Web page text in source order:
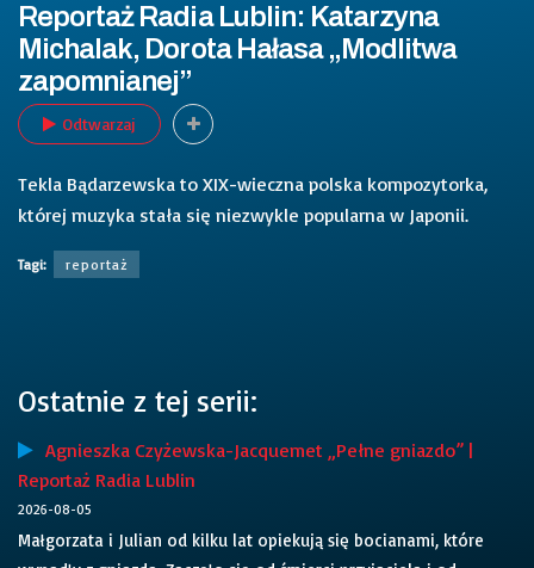
Reportaż Radia Lublin: Katarzyna
Michalak, Dorota Hałasa „Modlitwa
zapomnianej”
Odtwarzaj
Tekla Bądarzewska to XIX-wieczna polska kompozytorka,
której muzyka stała się niezwykle popularna w Japonii.
Tagi: reportaż
Ostatnie z tej serii:
Agnieszka Czyżewska-Jacquemet „Pełne gniazdo” |
Reportaż Radia Lublin
2026-08-05
Małgorzata i Julian od kilku lat opiekują się bocianami, które